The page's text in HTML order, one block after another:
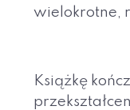
wielokrotne,
Książkę